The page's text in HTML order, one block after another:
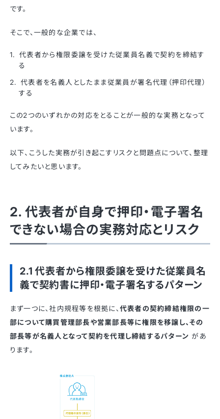
です。
そこで、一般的な企業では、
代表者から権限委譲を受けた従業員名義で契約を締結す
る
代表者を名義人としたまま従業員が署名代理（押印代理）
する
この2つのいずれかの対応をとることが一般的な実務となって
います。
以下、こうした実務が引き起こすリスクと問題点について、整理
してみたいと思います。
2. 代表者が自身で押印・電子署名
できない場合の実務対応とリスク
2.1 代表者から権限委譲を受けた従業員名
義で契約書に押印・電子署名するパターン
まず一つに、社内規程等を根拠に、 代表者の契約締結権限の一
部について購買管理部長や営業部長等に権限を移譲し、その
部長等が名義人となって契約を代理し締結するパターン があ
ります。